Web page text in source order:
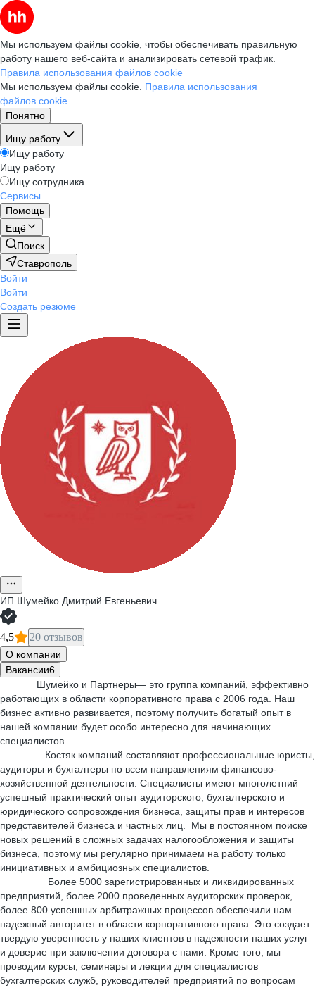
Мы используем файлы cookie, чтобы обеспечивать правильную
работу нашего веб-сайта и анализировать сетевой трафик.
Правила использования файлов cookie
Мы используем файлы cookie. Правила использования
файлов cookie
Понятно
Ищу работу
Ищу работу
Ищу работу
Ищу сотрудника
Сервисы
Помощь
Ещё
Поиск
Ставрополь
Войти
Войти
Создать резюме
ИП Шумейко Дмитрий Евгеньевич
4,5 20 отзывов
О компании
Вакансии6
Шумейко и Партнеры— это группа компаний, эффективно
работающих в области корпоративного права с 2006 года. Наш
бизнес активно развивается, поэтому получить богатый опыт в
нашей компании будет особо интересно для начинающих
специалистов.
Костяк компаний составляют профессиональные юристы,
аудиторы и бухгалтеры по всем направлениям финансово-
хозяйственной деятельности. Специалисты имеют многолетний
успешный практический опыт аудиторского, бухгалтерского и
юридического сопровождения бизнеса, защиты прав и интересов
представителей бизнеса и частных лиц. Мы в постоянном поиске
новых решений в сложных задачах налогообложения и защиты
бизнеса, поэтому мы регулярно принимаем на работу только
инициативных и амбициозных специалистов.
Более 5000 зарегистрированных и ликвидированных
предприятий, более 2000 проведенных аудиторских проверок,
более 800 успешных арбитражных процессов обеспечили нам
надежный авторитет в области корпоративного права. Это создает
твердую уверенность у наших клиентов в надежности наших услуг
и доверие при заключении договора с нами. Кроме того, мы
проводим курсы, семинары и лекции для специалистов
бухгалтерских служб, руководителей предприятий по вопросам